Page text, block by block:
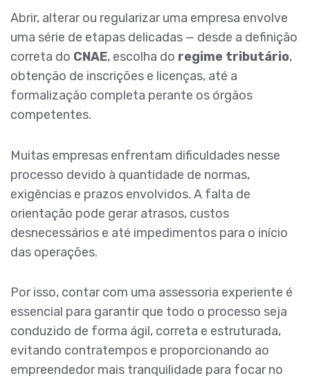
Abrir, alterar ou regularizar uma empresa envolve
uma série de etapas delicadas — desde a definição
correta do CNAE, escolha do regime tributário,
obtenção de inscrições e licenças, até a
formalização completa perante os órgãos
competentes.
Muitas empresas enfrentam dificuldades nesse
processo devido à quantidade de normas,
exigências e prazos envolvidos. A falta de
orientação pode gerar atrasos, custos
desnecessários e até impedimentos para o início
das operações.
Por isso, contar com uma assessoria experiente é
essencial para garantir que todo o processo seja
conduzido de forma ágil, correta e estruturada,
evitando contratempos e proporcionando ao
empreendedor mais tranquilidade para focar no